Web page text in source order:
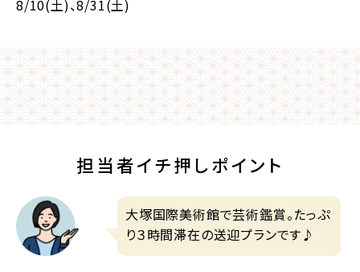
8/10(土)、8/31(土)
担当者イチ押しポイント
大塚国際美術館で芸術鑑賞。たっぷ
り３時間滞在の送迎プランです♪